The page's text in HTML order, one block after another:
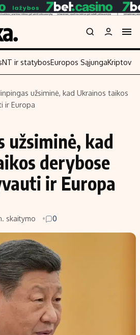
Skaitykite
Įmonės
Žemės ūkis
Technologijos
Laisvalaikis
Titulinis
Nedarbo išmokos skaičiuoklė
Indėliai
Indėlių skaičiuoklė
Būsto finansai
Įdomios naujienos
NT ir statybosEuropos Sąjunga
užsiminė, kad Ukrainos taikos
ir Europa
užsiminė, kad
derybose
ir Europa
skaitymo 0